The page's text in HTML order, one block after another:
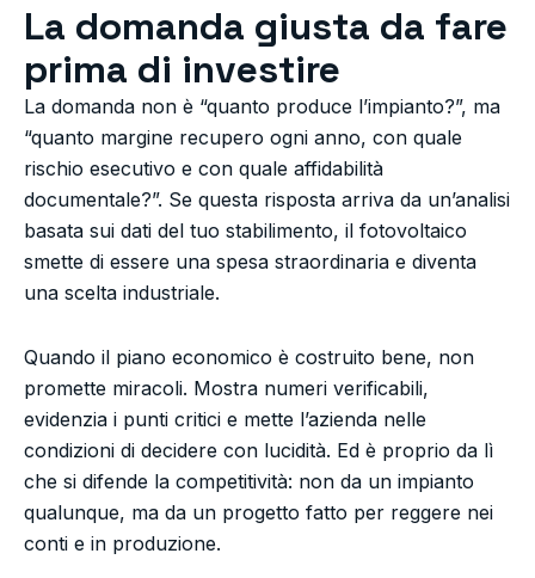
La domanda giusta da fare
prima di investire
La domanda non è “quanto produce l’impianto?”, ma
“quanto margine recupero ogni anno, con quale
rischio esecutivo e con quale affidabilità
documentale?”. Se questa risposta arriva da un’analisi
basata sui dati del tuo stabilimento, il fotovoltaico
smette di essere una spesa straordinaria e diventa
una scelta industriale.
Quando il piano economico è costruito bene, non
promette miracoli. Mostra numeri verificabili,
evidenzia i punti critici e mette l’azienda nelle
condizioni di decidere con lucidità. Ed è proprio da lì
che si difende la competitività: non da un impianto
qualunque, ma da un progetto fatto per reggere nei
conti e in produzione.